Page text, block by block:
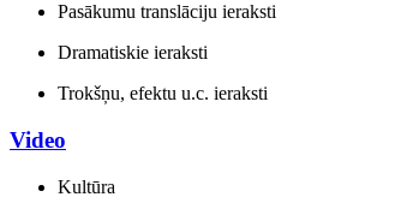
Pasākumu translāciju ieraksti
Dramatiskie ieraksti
Trokšņu, efektu u.c. ieraksti
Video
Kultūra